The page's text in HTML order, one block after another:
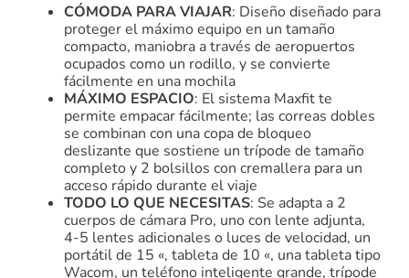
CÓMODA PARA VIAJAR: Diseño diseñado para
proteger el máximo equipo en un tamaño
compacto, maniobra a través de aeropuertos
ocupados como un rodillo, y se convierte
fácilmente en una mochila
MÁXIMO ESPACIO: El sistema Maxfit te
permite empacar fácilmente; las correas dobles
se combinan con una copa de bloqueo
deslizante que sostiene un trípode de tamaño
completo y 2 bolsillos con cremallera para un
acceso rápido durante el viaje
TODO LO QUE NECESITAS: Se adapta a 2
cuerpos de cámara Pro, uno con lente adjunta,
4-5 lentes adicionales o luces de velocidad, un
portátil de 15 «, tableta de 10 «, una tableta tipo
Wacom, un teléfono inteligente grande, trípode